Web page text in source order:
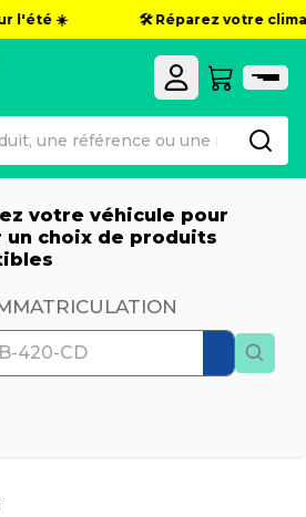
l'été ☀️ 🛠️ Réparez votre
votre véhicule pour
un choix de produits